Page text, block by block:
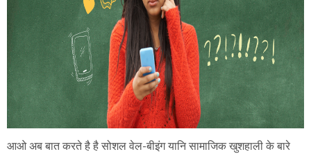
आओ अब बात करते है है सोशल वेल-बीइंग यानि सामाजिक खुशहाली के बारे